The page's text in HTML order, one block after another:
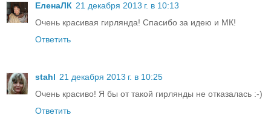
ЕленаЛК 21 декабря 2013 г. в 10:13
Очень красивая гирлянда! Спасибо за идею и МК!
Ответить
stahl 21 декабря 2013 г. в 10:25
Очень красиво! Я бы от такой гирлянды не отказалась :-)
Ответить